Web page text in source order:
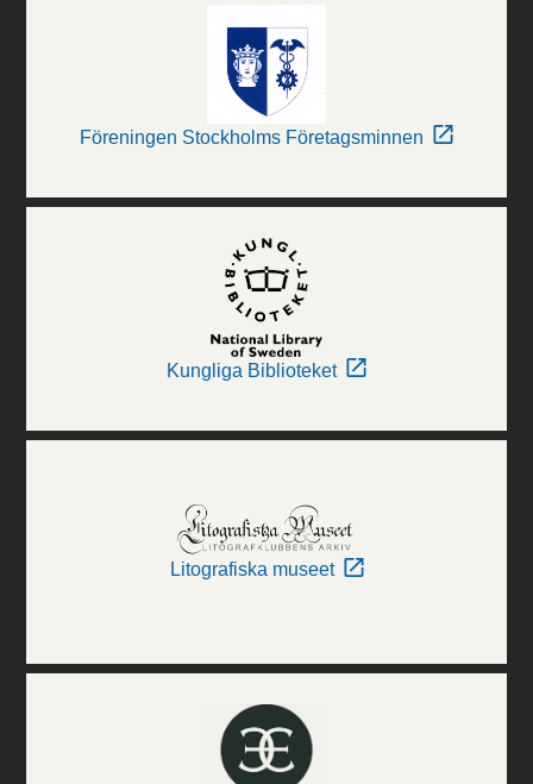
Föreningen Stockholms Företagsminnen
Kungliga Biblioteket
Litografiska museet